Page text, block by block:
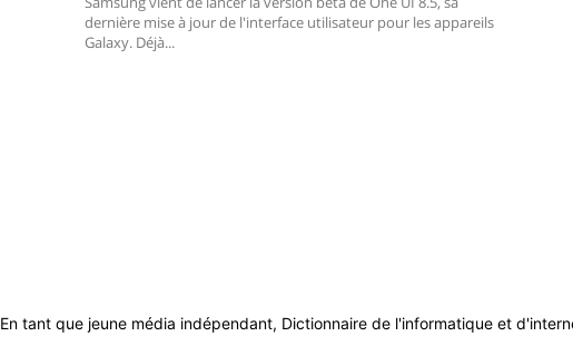
dernière mise à jour de l'interface utilisateur pour les appareils
Galaxy. Déjà...
En tant que jeune média indépendant, Dictionnaire de l'informatique et